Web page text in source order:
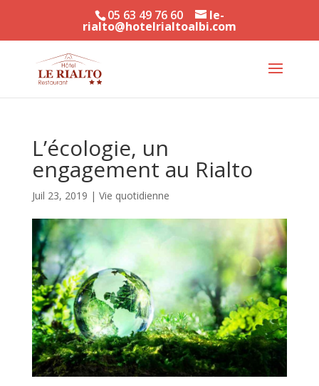
05 63 49 76 60 le-
rialto@hotelrialtoalbi.com
L’écologie, un
engagement au Rialto
Juil 23, 2019 | Vie quotidienne